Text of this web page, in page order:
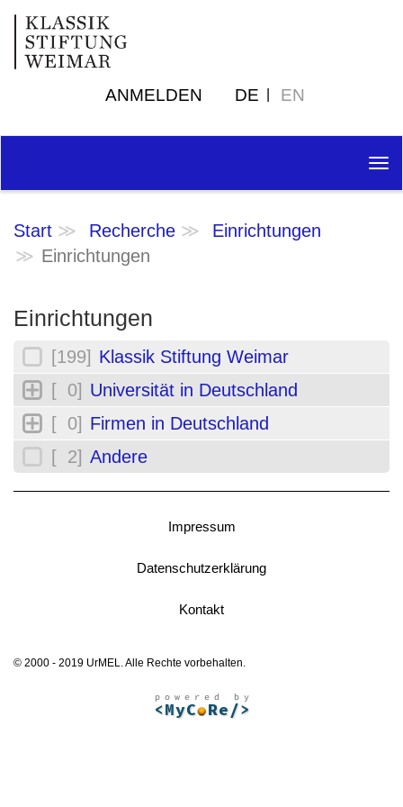
ANMELDEN DE EN
Start Recherche
Einrichtungen
Einrichtungen
Einrichtungen
[199] Klassik Stiftung Weimar
[ 0] Universität in Deutschland
[ 0] Firmen in Deutschland
[ 2] Andere
Impressum
Datenschutzerklärung
Kontakt
© 2000 - 2019 UrMEL. Alle Rechte vorbehalten.